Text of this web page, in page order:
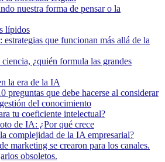
nuestra forma de pensar o la
lípidos
que funcionan más allá de la
¿quién formula las grandes
la era de la IA
preguntas que debe hacerse al considerar
del conocimiento
tu coeficiente intelectual?
de IA: ¿Por qué crece
complejidad de la IA empresarial?
marketing se crearon para los canales.
obsoletos.